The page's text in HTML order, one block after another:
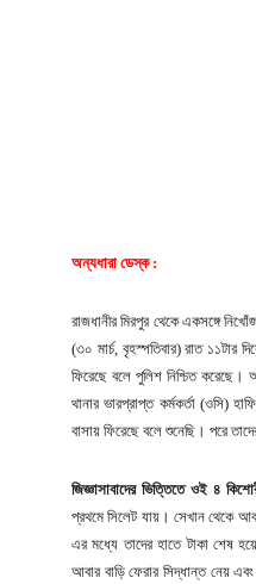
অন্যধারা ডেস্ক :
রাজধানীর মিরপুর থেকে একসঙ্গে
(৩০ মার্চ, বৃহস্পতিবার) রাত ১১টার
ফিরেছে বলে পুলিশ নিশ্চিত
থানার ভারপ্রাপ্ত কর্মকর্তা (ওসি)
বাসায় ফিরেছে বলে শুনেছি। পরে
জিজ্ঞাসাবাদের ভিত্তিতে ওই ৪
প্রথমে সিলেট যায়। সেখান থেকে
এর মধ্যে তাদের হাতে টাকা শেষ
আবার বাড়ি ফেরার সিদ্ধান্ত নেয়